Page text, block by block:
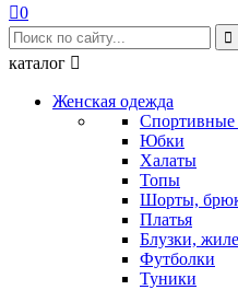
0

каталог 
Женская одежда
Юбки
Халаты
Топы
Шорты,
Платья
Блузки,
Футболки
Туники